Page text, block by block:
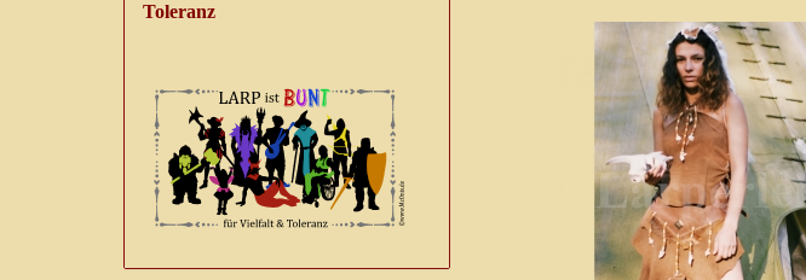
Toleranz